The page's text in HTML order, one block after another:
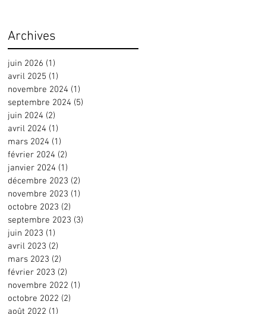
Archives
juin 2026 (1)
avril 2025 (1)
novembre 2024 (1)
septembre 2024 (5)
juin 2024 (2)
avril 2024 (1)
mars 2024 (1)
février 2024 (2)
janvier 2024 (1)
décembre 2023 (2)
novembre 2023 (1)
octobre 2023 (2)
septembre 2023 (3)
juin 2023 (1)
avril 2023 (2)
mars 2023 (2)
février 2023 (2)
novembre 2022 (1)
octobre 2022 (2)
août 2022 (1)